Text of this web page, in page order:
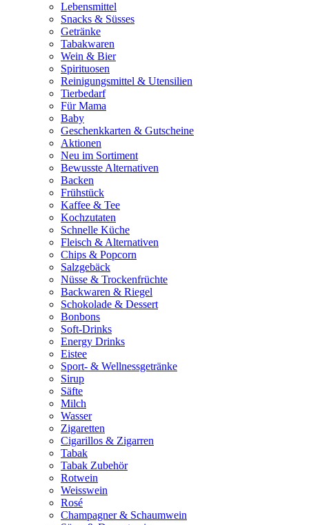
Lebensmittel
Snacks & Süsses
Getränke
Tabakwaren
Wein & Bier
Spirituosen
Reinigungsmittel & Utensilien
Tierbedarf
Für Mama
Baby
Geschenkkarten & Gutscheine
Aktionen
Neu im Sortiment
Bewusste Alternativen
Backen
Frühstück
Kaffee & Tee
Kochzutaten
Schnelle Küche
Fleisch & Alternativen
Chips & Popcorn
Salzgebäck
Nüsse & Trockenfrüchte
Backwaren & Riegel
Schokolade & Dessert
Bonbons
Soft-Drinks
Energy Drinks
Eistee
Sport- & Wellnessgetränke
Sirup
Säfte
Milch
Wasser
Zigaretten
Cigarillos & Zigarren
Tabak
Tabak Zubehör
Rotwein
Weisswein
Rosé
Champagner & Schaumwein